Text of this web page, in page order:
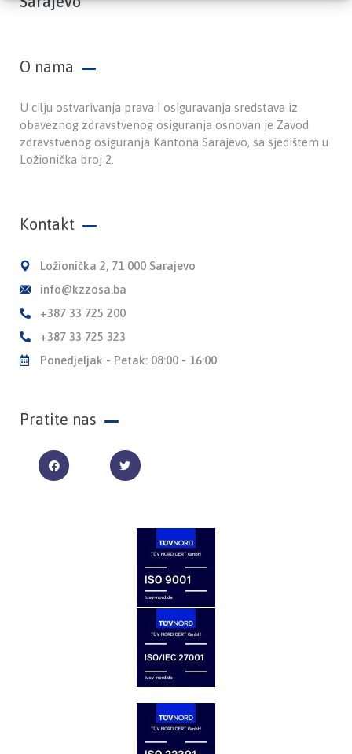
O nama
U cilju ostvarivanja prava i osiguravanja sredstava iz
obaveznog zdravstvenog osiguranja osnovan je Zavod
zdravstvenog osiguranja Kantona Sarajevo, sa sjedištem u
Ložionička broj 2.
Kontakt
Ložionička 2, 71 000 Sarajevo
info@kzzosa.ba
+387 33 725 200
+387 33 725 323
Ponedjeljak - Petak: 08:00 - 16:00
Pratite nas